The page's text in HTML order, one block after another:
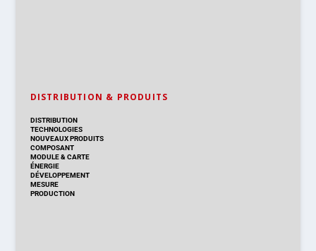
DISTRIBUTION & PRODUITS
DISTRIBUTION
TECHNOLOGIES
NOUVEAUX PRODUITS
COMPOSANT
MODULE & CARTE
ÉNERGIE
DÉVELOPPEMENT
MESURE
PRODUCTION